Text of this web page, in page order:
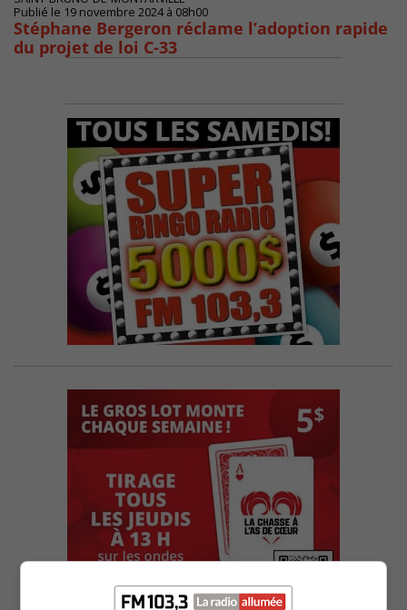
Publié le 19 novembre 2024 à 08h00
Stéphane Bergeron réclame l’adoption rapide
du projet de loi C-33